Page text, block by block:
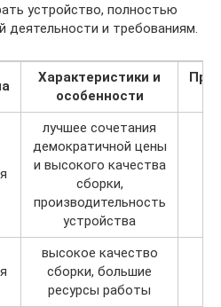
устройство, полностью
и требованиям.
Характеристики и
особенности
лучшее сочетания
демократичной цены
и высокого качества
сборки,
производительность
устройства
высокое качество
сборки, большие
ресурсы работы